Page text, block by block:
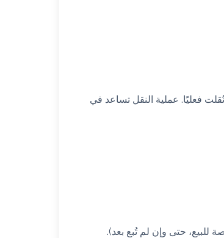
فعليًا. عملية النقل تساعد في
للبيع، حتى وإن لم تُبع بعد).